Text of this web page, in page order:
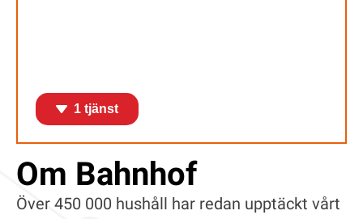
1 tjänst
Om Bahnhof
Över 450 000 hushåll har redan upptäckt vårt